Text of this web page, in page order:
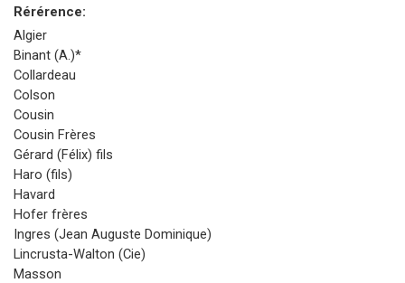
Rérérence:
Algier
Binant (A.)*
Collardeau
Colson
Cousin
Cousin Frères
Gérard (Félix) fils
Haro (fils)
Havard
Hofer frères
Ingres (Jean Auguste Dominique)
Lincrusta-Walton (Cie)
Masson